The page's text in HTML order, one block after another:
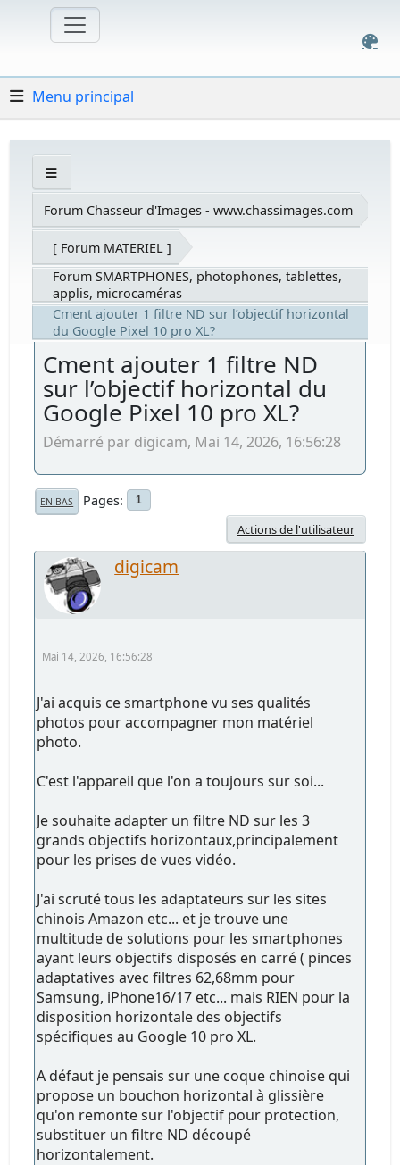
Menu principal
Forum Chasseur d'Images - www.chassimages.com
[ Forum MATERIEL ]
Forum SMARTPHONES, photophones, tablettes,
applis, microcaméras
Cment ajouter 1 filtre ND sur l’objectif horizontal
du Google Pixel 10 pro XL?
Cment ajouter 1 filtre ND
sur l’objectif horizontal du
Google Pixel 10 pro XL?
Démarré par digicam, Mai 14, 2026, 16:56:28
EN BAS Pages 1
Actions de l'utilisateur
digicam
Mai 14, 2026, 16:56:28
J'ai acquis ce smartphone vu ses qualités
photos pour accompagner mon matériel
photo.
C'est l'appareil que l'on a toujours sur soi...
Je souhaite adapter un filtre ND sur les 3
grands objectifs horizontaux,principalement
pour les prises de vues vidéo.
J'ai scruté tous les adaptateurs sur les sites
chinois Amazon etc... et je trouve une
multitude de solutions pour les smartphones
ayant leurs objectifs disposés en carré ( pinces
adaptatives avec filtres 62,68mm pour
Samsung, iPhone16/17 etc... mais RIEN pour la
disposition horizontale des objectifs
spécifiques au Google 10 pro XL.
A défaut je pensais sur une coque chinoise qui
propose un bouchon horizontal à glissière
qu'on remonte sur l'objectif pour protection,
substituer un filtre ND découpé
horizontalement.